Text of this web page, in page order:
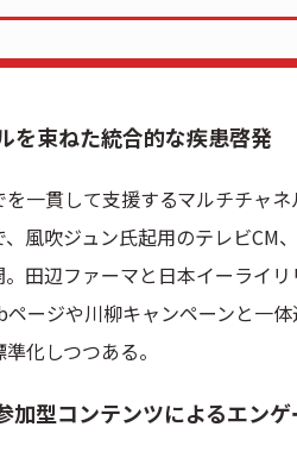
を束ねた統合的な疾患啓発
一貫して支援するマルチチャ
風吹ジュン氏起用のテレビCM
田辺ファーマと日本イーライ
ページや川柳キャンペーンと一
化しつつある。
加型コンテンツによるエン